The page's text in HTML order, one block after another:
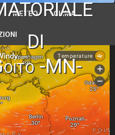
di
-MN-
METEO CLIMA